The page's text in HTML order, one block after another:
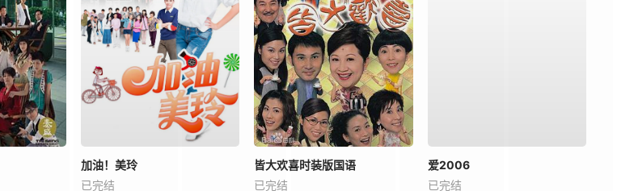
加油！美玲
已完结
皆大欢喜时装版国语
已完结
爱2006
已完结